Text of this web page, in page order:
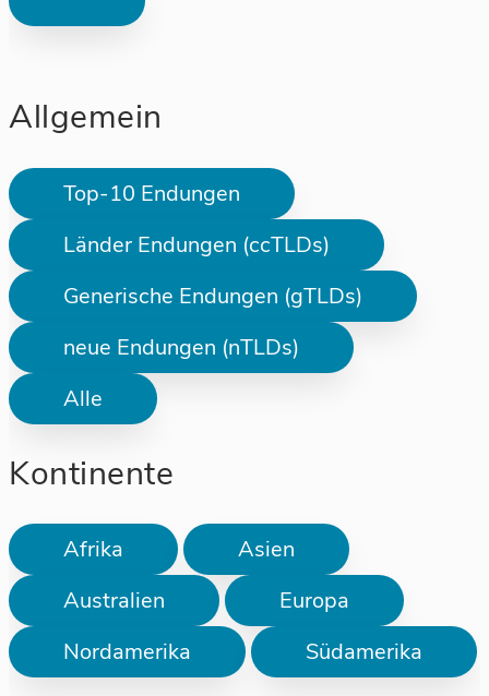
Allgemein
Top-10 Endungen
Länder Endungen (ccTLDs)
Generische Endungen (gTLDs)
neue Endungen (nTLDs)
Alle
Kontinente
Afrika
Asien
Australien
Europa
Nordamerika
Südamerika